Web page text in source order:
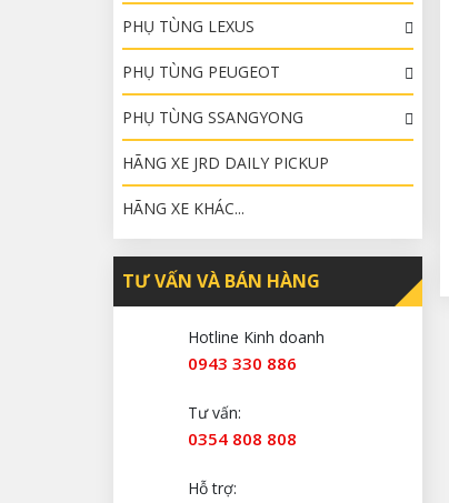
PHỤ TÙNG LEXUS
PHỤ TÙNG PEUGEOT
PHỤ TÙNG SSANGYONG
HÃNG XE JRD DAILY PICKUP
HÃNG XE KHÁC...
TƯ VẤN VÀ BÁN HÀNG
Hotline Kinh doanh
0943 330 886
Tư vấn:
0354 808 808
Hỗ trợ: